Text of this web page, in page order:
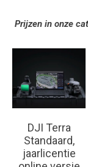
Prijzen in onze
DJI Terra
Standaard,
jaarlicentie